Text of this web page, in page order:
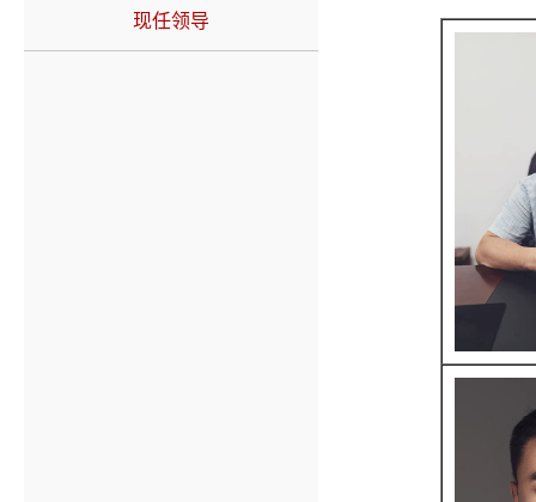
现任领导